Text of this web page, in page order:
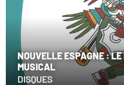
NOUVELLE ESPAGNE :
MUSICAL
DISQUES